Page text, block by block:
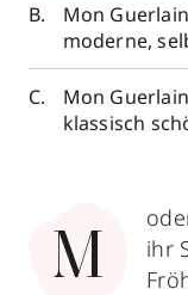
Mon
moderne,
Mon
klassisch
M
ihr